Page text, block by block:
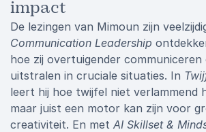
impact
De lezingen van Mimoun zijn
Communication Leadership
hoe zij overtuigender communiceren
uitstralen in cruciale situaties. In
leert hij hoe twijfel niet verlammend
maar juist een motor kan zijn voor
creativiteit. En met AI Skillset &